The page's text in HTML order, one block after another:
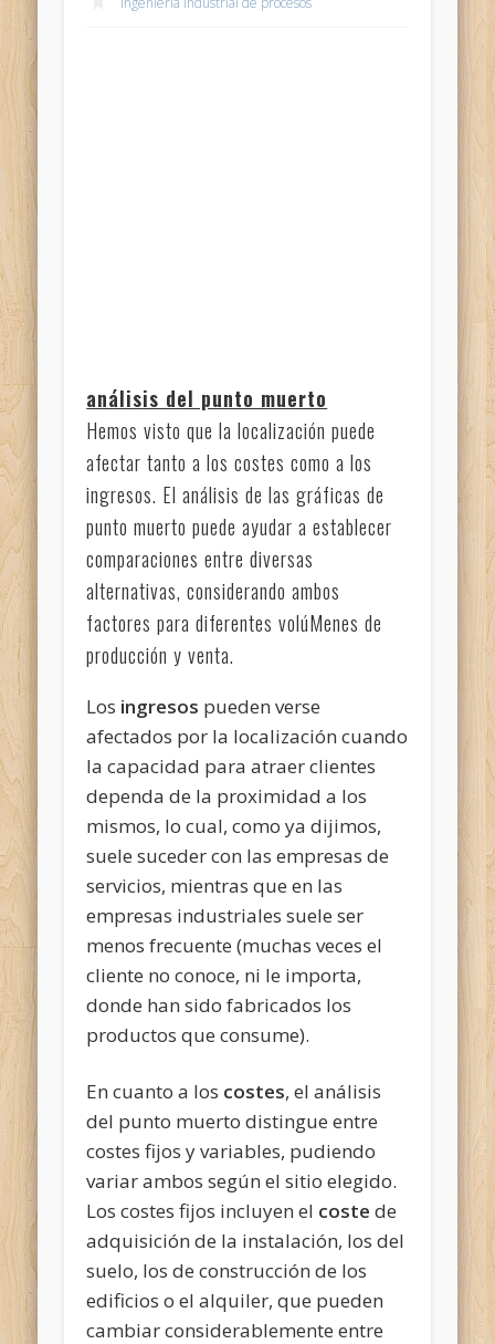
análisis del punto muerto
Hemos visto que la localización puede
afectar tanto a los costes como a los
ingresos. El análisis de las gráficas de
punto muerto puede ayudar a establecer
comparaciones entre diversas
alternativas, considerando ambos
factores para diferentes volúMenes de
producción y venta.
Los ingresos pueden verse
afectados por la localización cuando
la capacidad para atraer clientes
dependa de la proximidad a los
mismos, lo cual, como ya dijimos,
suele suceder con las empresasde
servicios, mientras que en las
empresas industriales suele ser
menos frecuente (muchas veces el
cliente no conoce, ni le importa,
donde han sido fabricados los
productos que consume).
En cuanto a los costes, el análisis
del punto muerto distingue entre
costes fijos y variables, pudiendo
variar ambos según el sitio elegido.
Los costes fijos incluyen el coste de
adquisición de la instalación, los del
suelo, los de construcción de los
edificios o el alquiler, que pueden
cambiar considerablemente entre